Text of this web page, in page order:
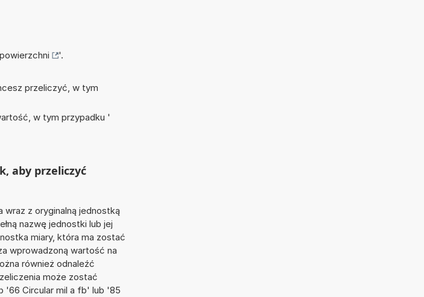
'.
przeliczyć, w tym
w tym przypadku '
aby przeliczyć
z oryginalną jednostką
nazwę jednostki lub jej
miary, która ma zostać
wprowadzoną wartość na
również odnaleźć
może zostać
'66 Circular mil a fb' lub '85